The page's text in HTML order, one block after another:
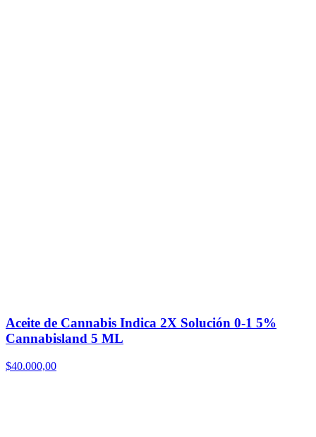
Aceite de Cannabis Indica 2X Solución 0-1 5%
Cannabisland 5 ML
$40.000,00